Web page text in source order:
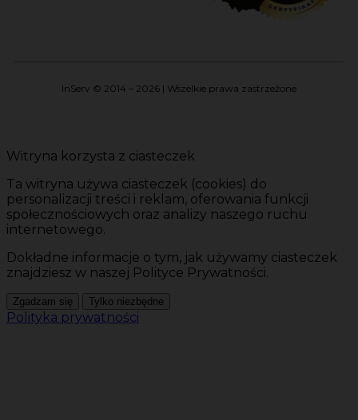
InServ © 2014 – 2026 | Wszelkie prawa zastrzeżone
Witryna korzysta z ciasteczek
Ta witryna używa ciasteczek (cookies) do
personalizacji treści i reklam, oferowania funkcji
społecznościowych oraz analizy naszego ruchu
internetowego.
Dokładne informacje o tym, jak używamy ciasteczek
znajdziesz w naszej Polityce Prywatności.
Zgadzam się Tylko niezbędne
Polityka prywatności